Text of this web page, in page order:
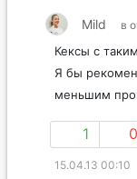
Mild в
Кексы с
Я бы
меньшим
1 0
15.04.13 00:10